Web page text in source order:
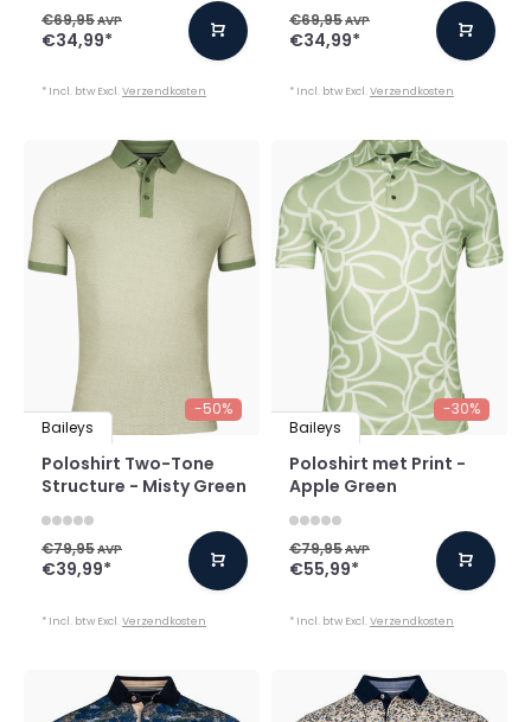
€69,95AVP
€34,99*
* Incl. btw Excl.Verzendkosten
€69,95AVP
€34,99*
* Incl. btw Excl.Verzendkosten
-50%
Baileys
Poloshirt Two-Tone
Structure - Misty Green
€79,95AVP
€39,99*
* Incl. btw Excl.Verzendkosten
-30%
Baileys
Poloshirt met Print -
Apple Green
€79,95AVP
€55,99*
* Incl. btw Excl.Verzendkosten